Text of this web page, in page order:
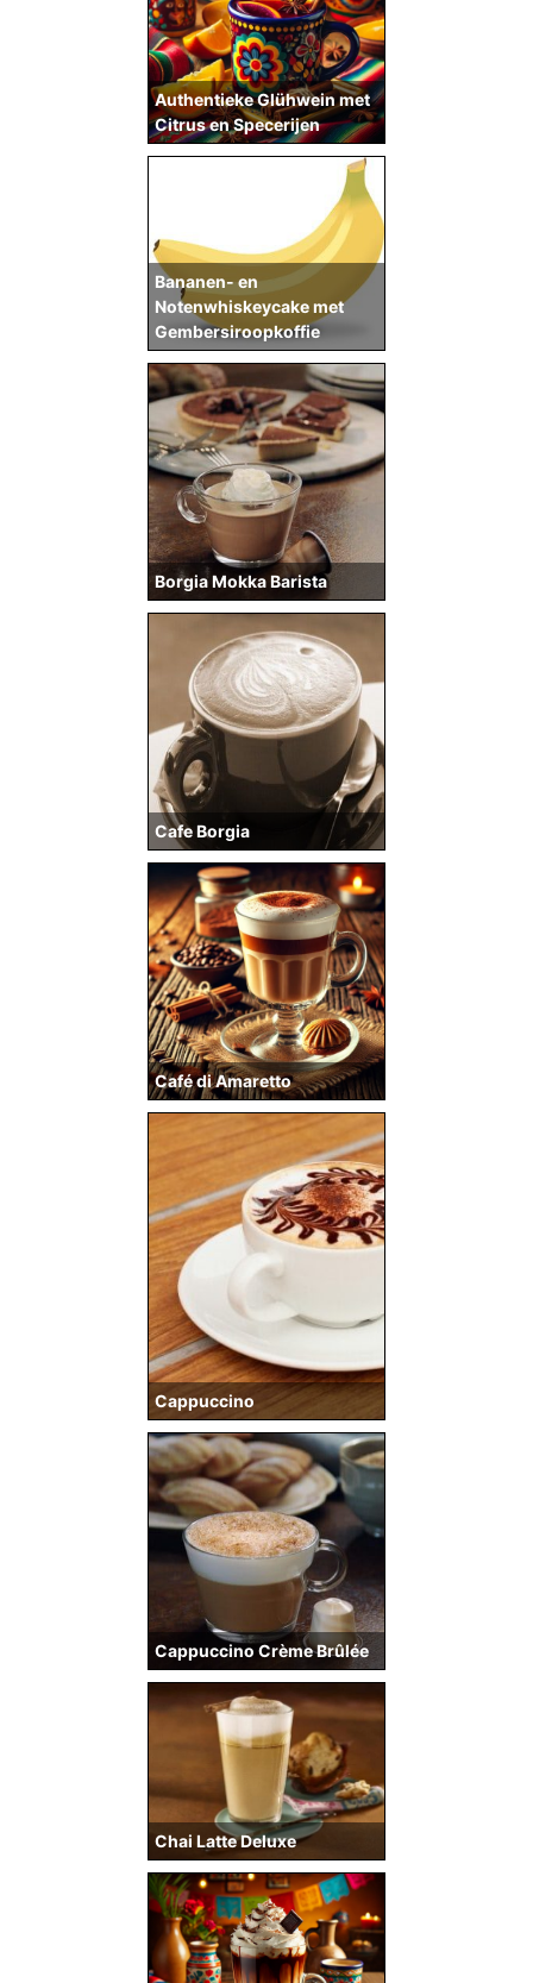
Authentieke Glühwein met
Citrus en Specerijen
Bananen- en
Notenwhiskeycake met
Gembersiroopkoffie
Borgia Mokka Barista
Cafe Borgia
Café di Amaretto
Cappuccino
Cappuccino Crème Brûlée
Chai Latte Deluxe